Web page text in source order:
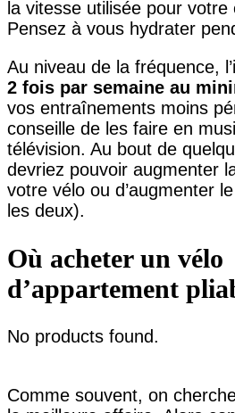
la vitesse utilisée pour votre
Pensez à vous hydrater
Au niveau de la fréquence,
2 fois par semaine au
vos entraînements moins
conseille de les faire en
télévision. Au bout de
devriez pouvoir augmenter
votre vélo ou d’augmenter
les deux).
Où acheter un vélo
d’appartement
No products found.
Comme souvent, on